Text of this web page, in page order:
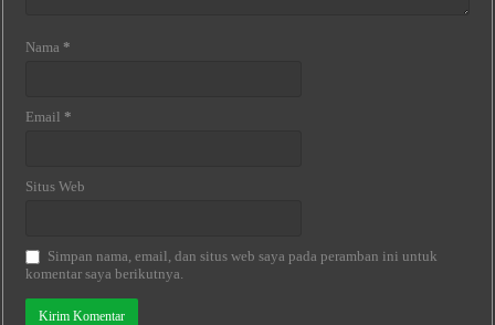
Nama *
Email *
Situs Web
Simpan nama, email, dan situs web saya pada peramban ini untuk
komentar saya berikutnya.